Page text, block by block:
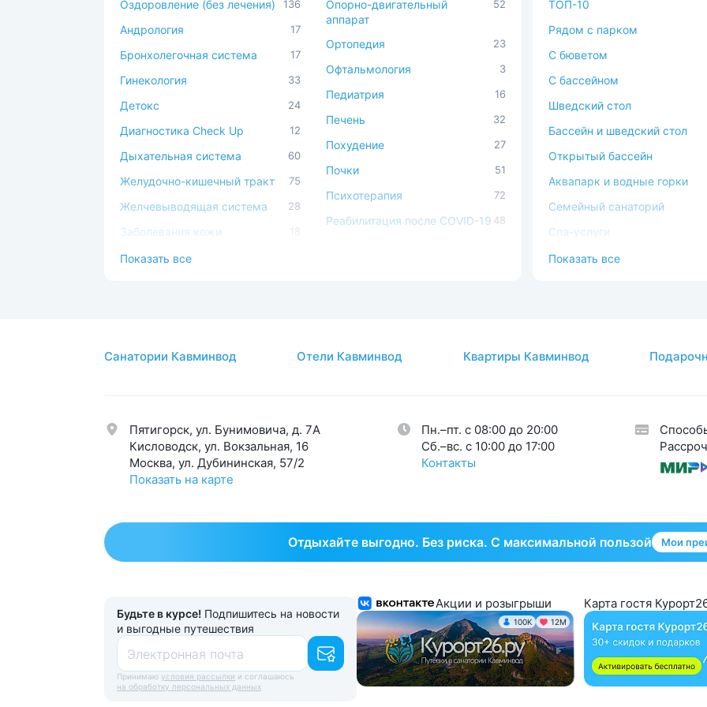
Оздоровление (без лечения) 136
Андрология 17
Бронхолегочная система 17
Гинекология 33
Детокс 24
Диагностика Check Up 12
Дыхательная система 60
Желудочно-кишечный тракт 75
Желчевыводящая система 28
Заболевания кожи 18
Иммунная система
Мочеполовая система 39
Общетерапевтический 125
Опорно-двигательный
аппарат
52
Ортопедия 23
Офтальмология 3
Педиатрия 16
Печень 32
Похудение 27
Почки 51
Психотерапия 72
Реабилитация после COVID-19 48
Суставы 26
Эстетическая гинекология 1
Показать все
ТОП-10
Рядом с парком
C бюветом
С бассейном
Шведский стол
Бассейн и шведский стол
Открытый бассейн
Аквапарк и водные горки
Семейный санаторий
Спа-услуги
В окружении леса
Показать все
Санатории Кавминвод Отели Кавминвод Квартиры Кавминвод
Пятигорск, ул. Бунимовича, д. 7A
Кисловодск, ул. Вокзальная, 16
Москва, ул. Дубининская, 57/2
Показать на карте
Пн.–пт. с 08:00 до 20:00
Cб.–вс. с 10:00 до 17:00
Контакты
Отдыхайте выгодно. Без риска. С максимальной пользой Мои
Будьте в курсе! Подпишитесь на новости
и выгодные путешествия
Электронная почта
Принимаю условия рассылки и соглашаюсь
на обработку персональных данных
Акции и розыгрыши
100K 12М
Карта гостя